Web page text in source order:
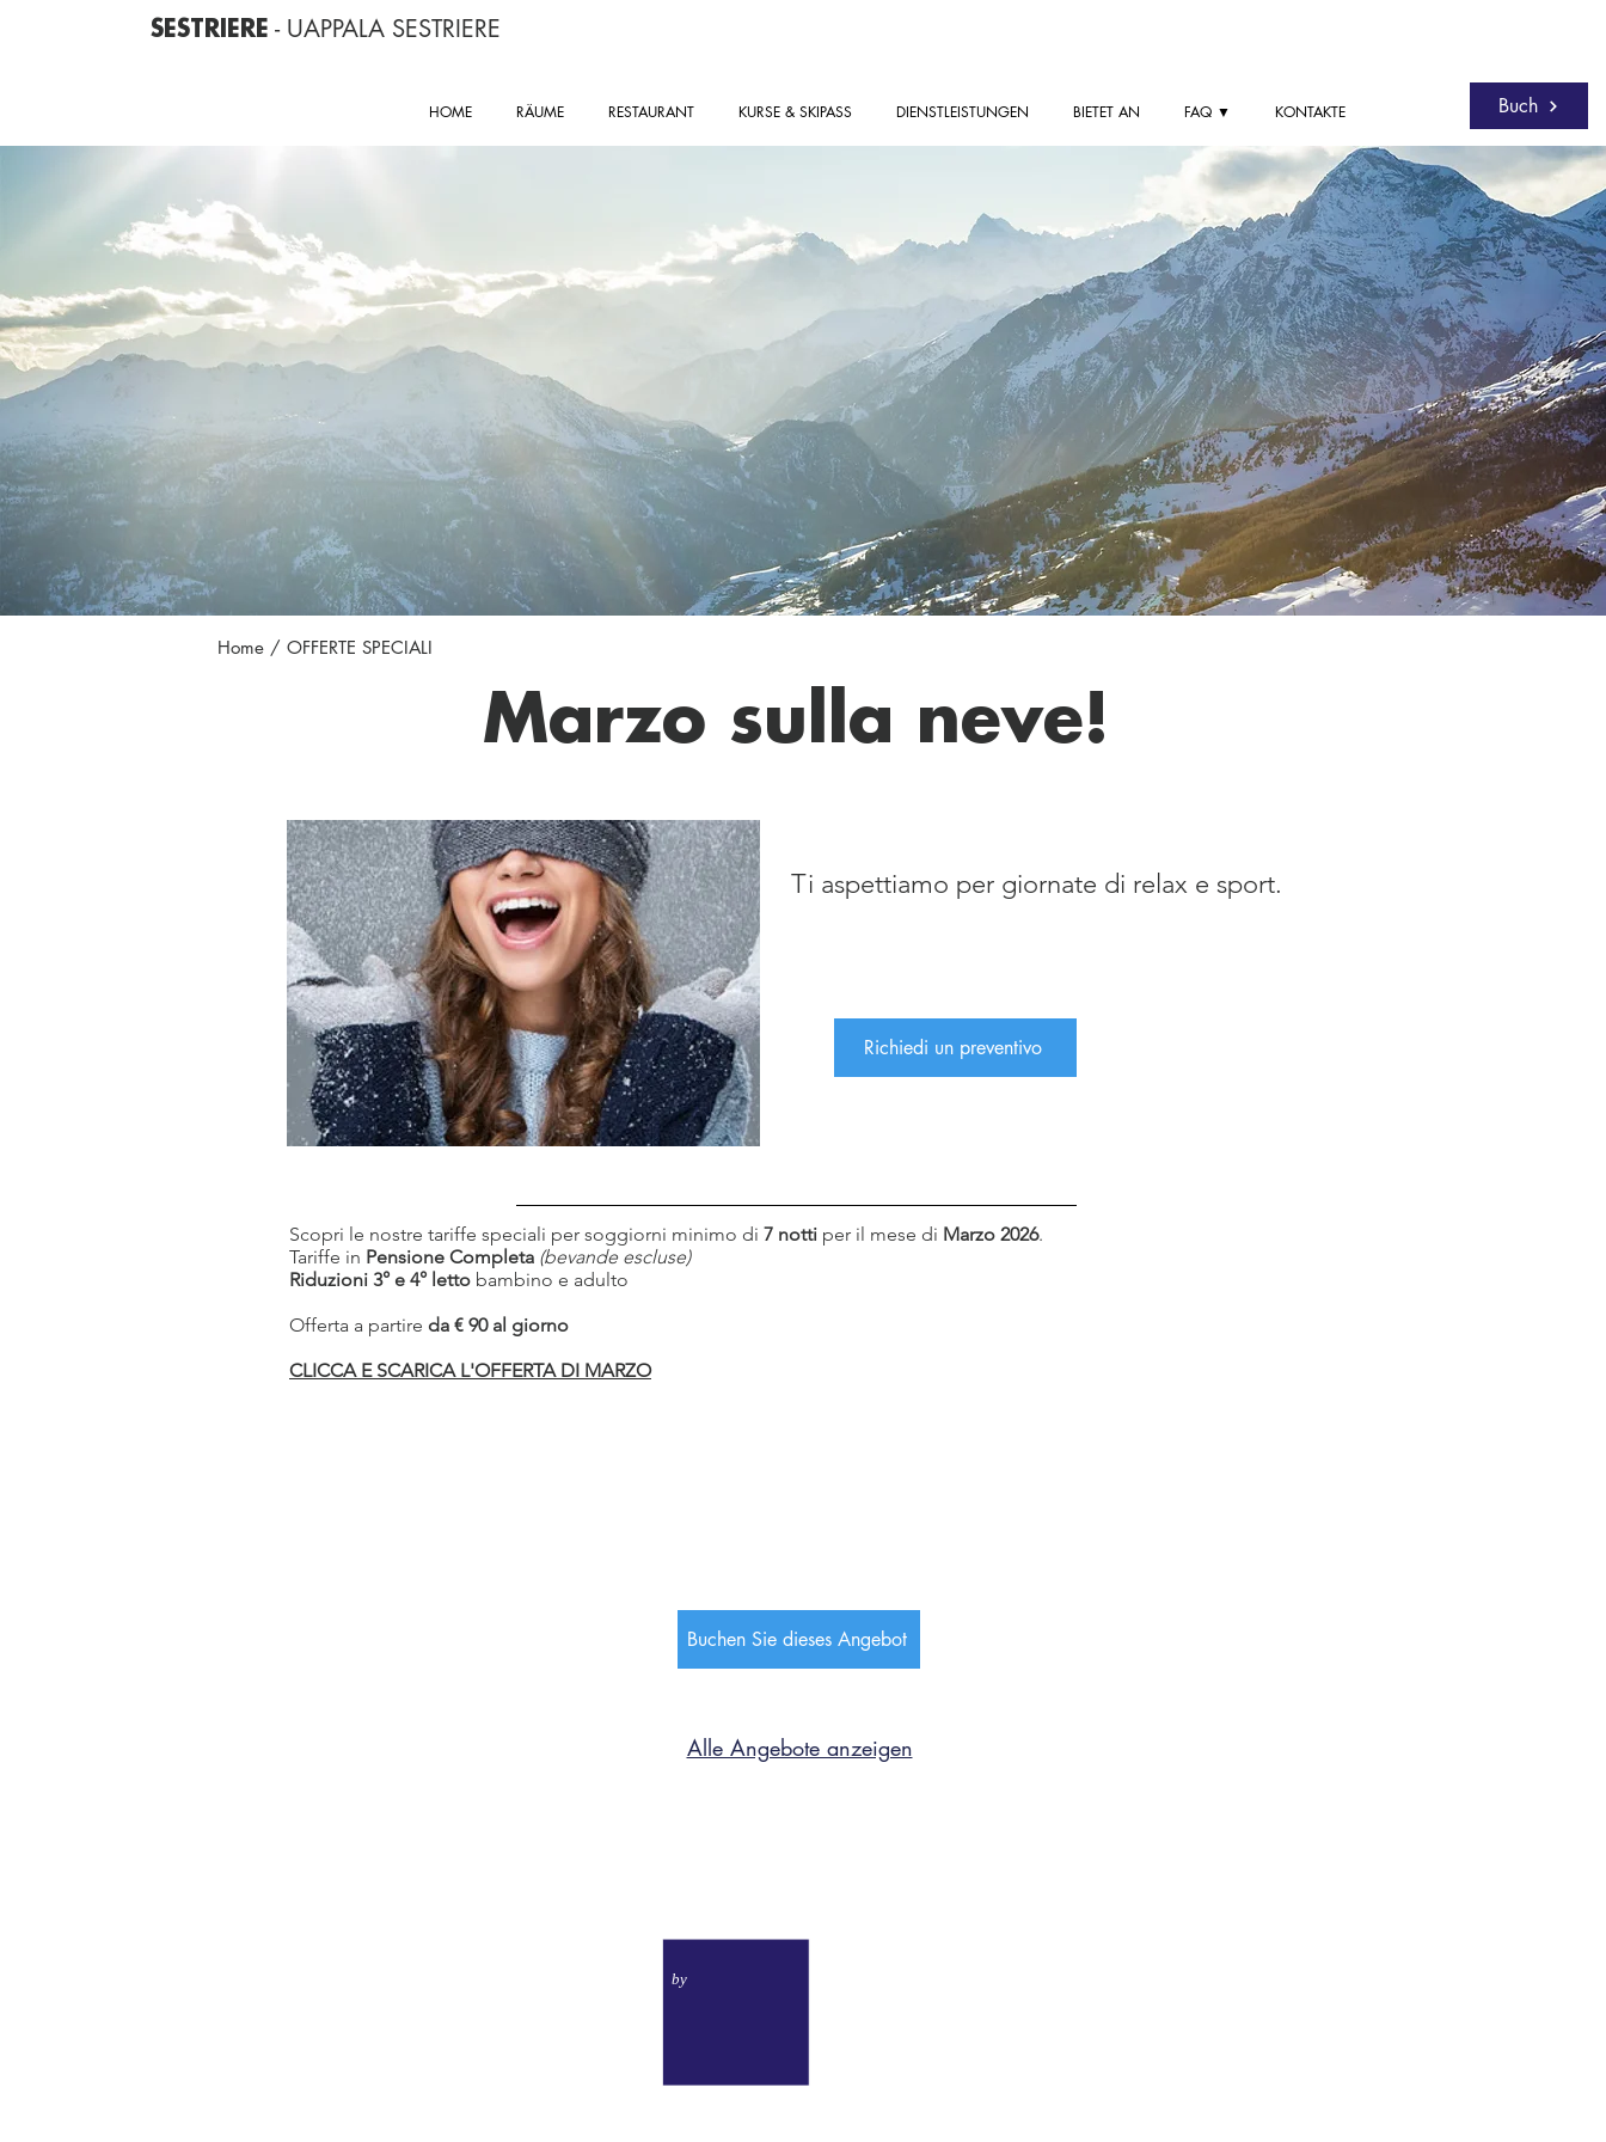
SESTRIERE - UAPPALA SESTRIERE
HOTEL CLUB
HOME RÄUME RESTAURANT KURSE & SKIPASS DIENSTLEISTUNGEN BIETET AN FAQ ▼ KONTAKTE Buch
Home / OFFERTE SPECIALI
Marzo sulla neve!
Ti aspettiamo per giornate di relax e sport.
Richiedi un preventivo
Scopri le nostre tariffe speciali per soggiorni minimo di 7 notti per il mese di Marzo 2026.
Tariffe in Pensione Completa (bevande escluse)
Riduzioni 3° e 4° letto bambino e adulto
Offerta a partire da € 90 al giorno
CLICCA E SCARICA L'OFFERTA DI MARZO
Buchen Sie dieses Angebot
Alle Angebote anzeigen
by